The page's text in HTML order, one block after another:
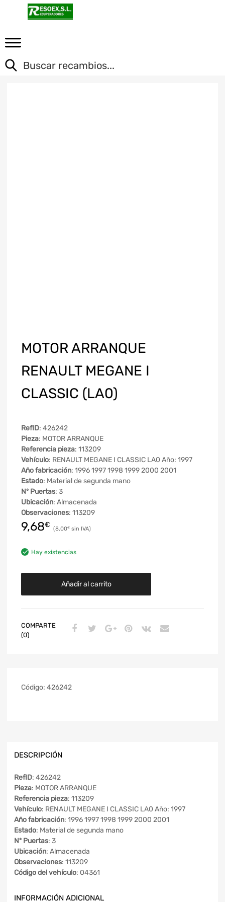
MOTOR ARRANQUE
RENAULT MEGANE I
CLASSIC (LA0)
RefID: 426242
Pieza: MOTOR ARRANQUE
Referencia pieza: 113209
Vehículo: RENAULT MEGANE I CLASSIC LA0 Año: 1997
Año fabricación: 1996 1997 1998 1999 2000 2001
Estado: Material de segunda mano
Nº Puertas: 3
Ubicación: Almacenada
Observaciones: 113209
9,68€ 8,00€
Hay existencias
Añadir al carrito
COMPARTE
(0)
Código: 426242
DESCRIPCIÓN
RefID: 426242
Pieza: MOTOR ARRANQUE
Referencia pieza: 113209
Vehículo: RENAULT MEGANE I CLASSIC LA0 Año: 1997
Año fabricación: 1996 1997 1998 1999 2000 2001
Estado: Material de segunda mano
Nº Puertas: 3
Ubicación: Almacenada
Observaciones: 113209
Código del vehículo: 04361
INFORMACIÓN ADICIONAL